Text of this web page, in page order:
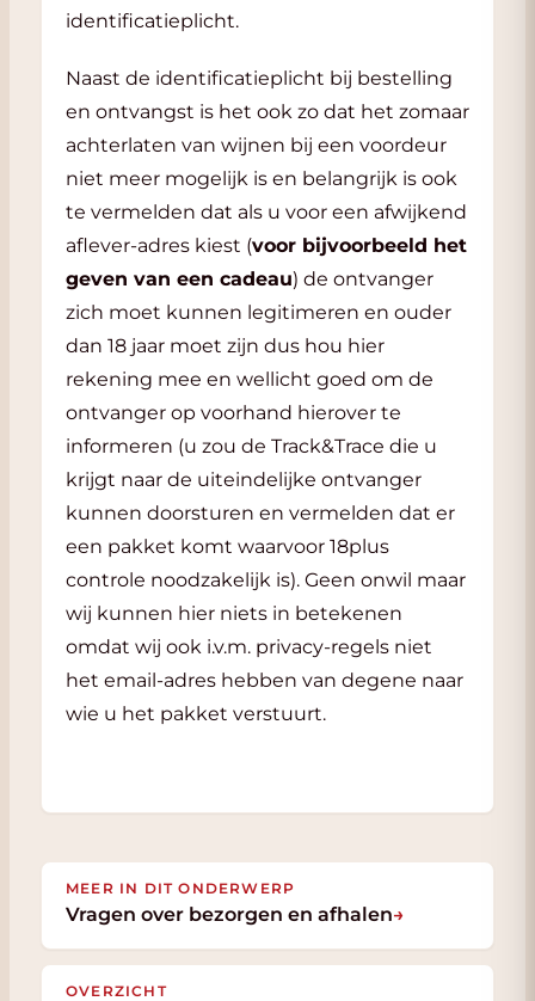
identificatieplicht.
Naast de identificatieplicht bij bestelling
en ontvangst is het ook zo dat het zomaar
achterlaten van wijnen bij een voordeur
niet meer mogelijk is en belangrijk is ook
te vermelden dat als u voor een afwijkend
aflever-adres kiest (voor bijvoorbeeld het
geven van een cadeau) de ontvanger
zich moet kunnen legitimeren en ouder
dan 18 jaar moet zijn dus hou hier
rekening mee en wellicht goed om de
ontvanger op voorhand hierover te
informeren (u zou de Track&Trace die u
krijgt naar de uiteindelijke ontvanger
kunnen doorsturen en vermelden dat er
een pakket komt waarvoor 18plus
controle noodzakelijk is). Geen onwil maar
wij kunnen hier niets in betekenen
omdat wij ook i.v.m. privacy-regels niet
het email-adres hebben van degene naar
wie u het pakket verstuurt.
MEER IN DIT ONDERWERP
Vragen over bezorgen en afhalen→
OVERZICHT